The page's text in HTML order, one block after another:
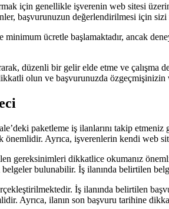
için genellikle işverenin web sitesi
başvurunuzun değerlendirilmesi için
ücretle başlamaktadır, ancak
düzenli bir gelir elde etme ve çalışma
olun ve başvurunuzda
paketleme iş ilanlarını takip
Ayrıca, işverenlerin kendi web
gereksinimleri dikkatlice okumanız
bulunabilir. İş ilanında belirtilen
İş ilanında belirtilen
Ayrıca, ilanın son başvuru tarihine